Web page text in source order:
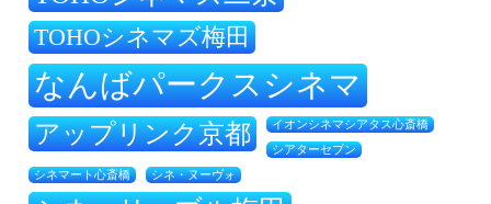
TOHOシネマズ梅田
なんばパークスシネマ
アップリンク京都 イオンシネマシアタス心斎橋
シアターセブン
シネマート心斎橋 シネ・ヌーヴォ